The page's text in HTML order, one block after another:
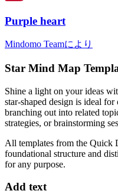
Purple heart
Mindomo Teamにより
Star Mind Map
Shine a light on your ideas
star-shaped design is ideal
branching out into related
strategies, or brainstorming
All templates from the Quick
foundational structure and
for any purpose.
Add text